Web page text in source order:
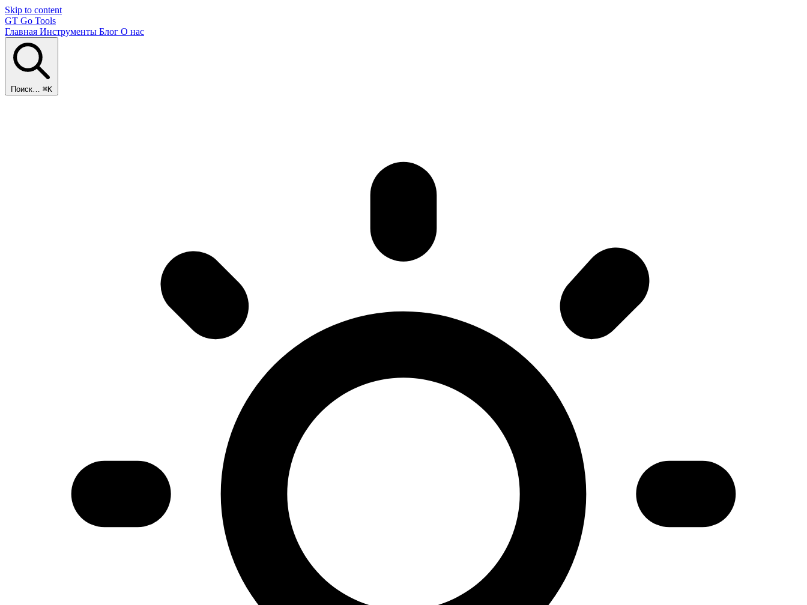
Skip to content
GT Go Tools
Главная Инструменты Блог О нас
Поиск… ⌘K